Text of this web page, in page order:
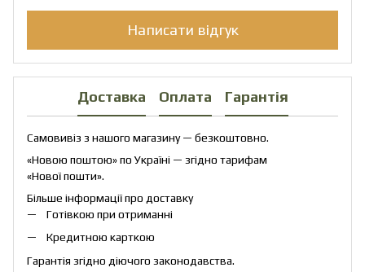
Написати відгук
Доставка Оплата Гарантія
Самовивіз з нашого магазину — безкоштовно.
«Новою поштою» по Україні — згідно тарифам
«Нової пошти».
Більше інформації про доставку
Готівкою при отриманні
Кредитною карткою
Гарантія згідно діючого законодавства.